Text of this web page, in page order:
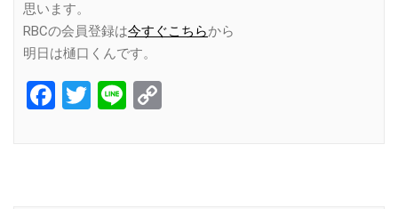
思います。
RBCの会員登録は今すぐこちらから
明日は樋口くんです。
Facebook
Twitter
Line